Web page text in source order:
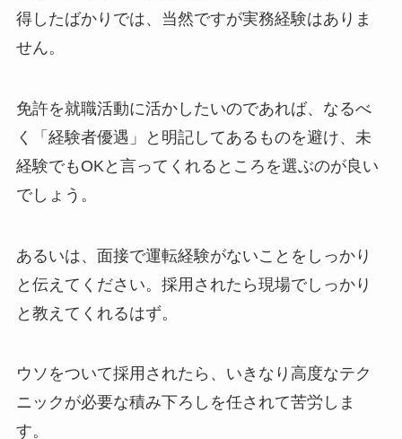
得したばかりでは、当然ですが実務経験はありま
せん。
免許を就職活動に活かしたいのであれば、なるべ
く「経験者優遇」と明記してあるものを避け、未
経験でもOKと言ってくれるところを選ぶのが良い
でしょう。
あるいは、面接で運転経験がないことをしっかり
と伝えてください。採用されたら現場でしっかり
と教えてくれるはず。
ウソをついて採用されたら、いきなり高度なテク
ニックが必要な積み下ろしを任されて苦労しま
す。